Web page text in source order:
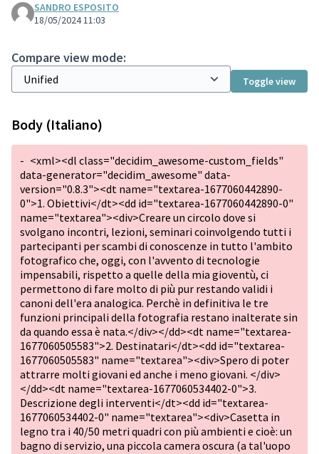
SANDRO ESPOSITO
18/05/2024 11:03
Compare view mode:
Toggle view
Body (Italiano)
- <xml><dl class="decidim_awesome-custom_fields"
data-generator="decidim_awesome" data-
version="0.8.3"><dt name="textarea-1677060442890-
0">1. Obiettivi</dt><dd id="textarea-1677060442890-0"
name="textarea"><div>Creare un circolo dove si
svolgano incontri, lezioni, seminari coinvolgendo tutti i
partecipanti per scambi di conoscenze in tutto l'ambito
fotografico che, oggi, con l'avvento di tecnologie
impensabili, rispetto a quelle della mia gioventù, ci
permettono di fare molto di più pur restando validi i
canoni dell'era analogica. Perchè in definitiva le tre
funzioni principali della fotografia restano inalterate sin
da quando essa è nata.</div></dd><dt name="textarea-
1677060505583">2. Destinatari</dt><dd id="textarea-
1677060505583" name="textarea"><div>Spero di poter
attrarre molti giovani ed anche i meno giovani. </div>
</dd><dt name="textarea-1677060534402-0">3.
Descrizione degli interventi</dt><dd id="textarea-
1677060534402-0" name="textarea"><div>Casetta in
legno tra i 40/50 metri quadri con più ambienti e cioè: un
bagno di servizio, una piccola camera oscura (a tal'uopo